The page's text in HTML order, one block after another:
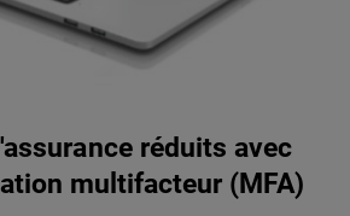
réduits avec
multifacteur (MFA)